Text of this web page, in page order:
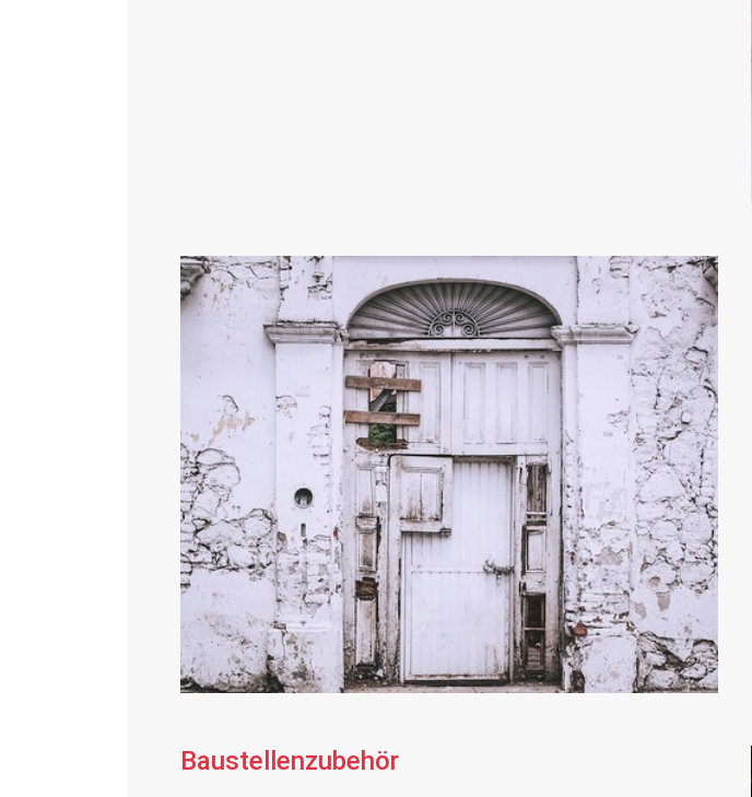
Baustellenzubehör